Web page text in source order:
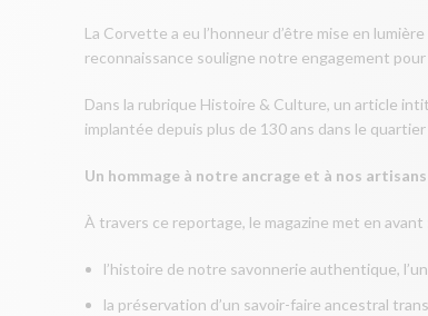
La Corvette a eu l’honneur d’être mise en
reconnaissance souligne notre engagement
Dans la rubrique Histoire & Culture, un article
implantée depuis plus de 130 ans dans le
Un hommage à notre ancrage et à nos artisans
À travers ce reportage, le magazine met en avant
l’histoire de notre savonnerie authentique,
la préservation d’un savoir-faire ancestral